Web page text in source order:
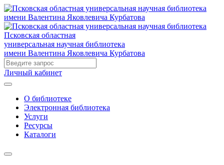
Псковская областная
универсальная научная библиотека
имени Валентина Яковлевича Курбатова
Личный кабинет
О библиотеке
Электронная библиотека
Услуги
Ресурсы
Каталоги